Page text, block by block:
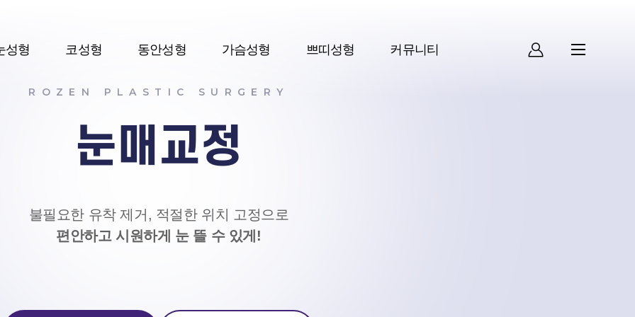
성형 코성형 동안성형 가슴성형 쁘띠성형 커뮤니티
ROZEN PLASTIC SURGERY
눈매교정
불필요한 유착 제거, 적절한 위치 고정으로
편안하고 시원하게 눈 뜰 수 있게!